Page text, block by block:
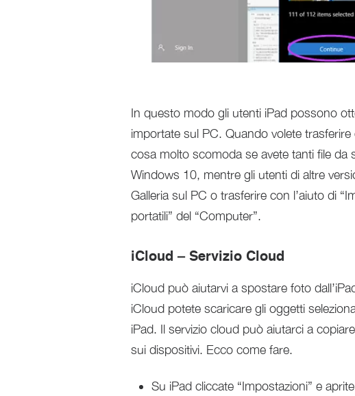
In questo modo gli utenti iPad possono
importate sul PC. Quando volete
cosa molto scomoda se avete tanti file
Windows 10, mentre gli utenti di altre
Galleria sul PC o trasferire con l’aiuto di
portatili” del “Computer”.
iCloud – Servizio Cloud
iCloud può aiutarvi a spostare foto
iCloud potete scaricare gli oggetti
iPad. Il servizio cloud può aiutarci a
sui dispositivi. Ecco come fare.
Su iPad cliccate “Impostazioni” e